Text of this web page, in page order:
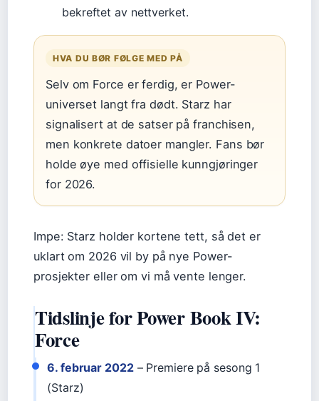
bekreftet av nettverket.
HVA DU BØR FØLGE MED PÅ
Selv om Force er ferdig, er Power-
universet langt fra dødt. Starz har
signalisert at de satser på franchisen,
men konkrete datoer mangler. Fans bør
holde øye med offisielle kunngjøringer
for 2026.
Impe: Starz holder kortene tett, så det er
uklart om 2026 vil by på nye Power-
prosjekter eller om vi må vente lenger.
Tidslinje for Power Book IV:
Force
6. februar 2022– Premiere på sesong 1
(Starz)